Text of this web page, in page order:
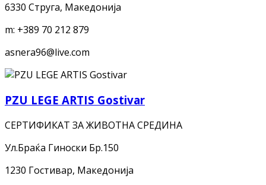
6330 Струга, Македонија
m: +389 70 212 879
asnera96@live.com
PZU LEGE ARTIS Gostivar
СЕРТИФИКАТ ЗА ЖИВОТНА СРЕДИНА
Ул.Браќа Гиноски Бр.150
1230 Гостивар, Македонија